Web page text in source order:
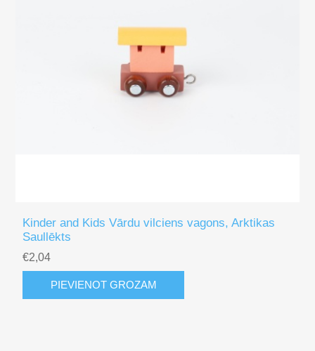
Kinder and Kids Vārdu vilciens vagons, Arktikas
Saullēkts
€2,04
PIEVIENOT GROZAM